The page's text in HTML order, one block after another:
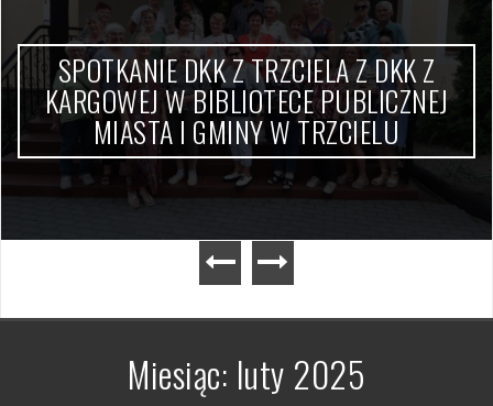
SPOTKANIE DKK Z TRZCIELA Z DKK Z
KARGOWEJ W BIBLIOTECE PUBLICZNEJ
MIASTA I GMINY W TRZCIELU
Miesiąc: luty 2025